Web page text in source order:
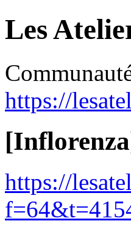
Les
https://
https://